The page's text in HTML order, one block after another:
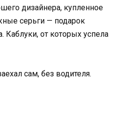
дизайнера, купленное
серьги — подарок
Каблуки, от которых успела
сам, без водителя.